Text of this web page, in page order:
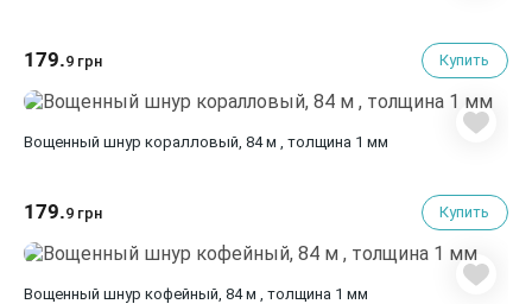
179.9 грн Купить
Вощенный шнур коралловый, 84 м , толщина 1 мм
179.9 грн Купить
Вощенный шнур кофейный, 84 м , толщина 1 мм